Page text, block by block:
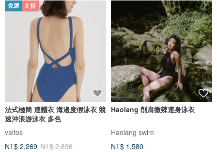
免運 8 折
法式極簡 連體衣 海邊度假泳衣 競
速沖浪游泳衣 多色
valtos
NT$ 2,269 NT$ 2,836
Haolang 削肩微辣連身泳衣
Haolang swim
NT$ 1,580